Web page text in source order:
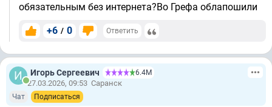
обязательным без интернета?Во Грефа облапошили
+6 / 0 Ответить
Игорь Сергеевич 6.4М
27.03.2026, 09:53 Саранск
Чат Подписаться